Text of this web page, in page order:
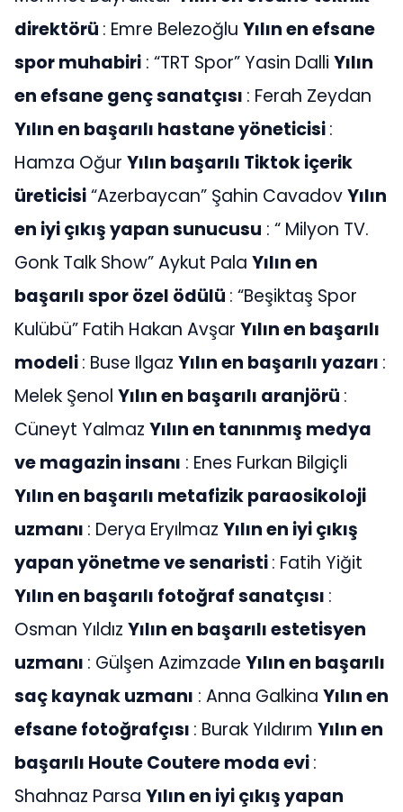
direktörü : Emre Belezoğlu Yılın en efsane
spor muhabiri : “TRT Spor” Yasin Dalli Yılın
en efsane genç sanatçısı : Ferah Zeydan
Yılın en başarılı hastane yöneticisi:
Hamza Oğur Yılın başarılı Tiktok içerik
üreticisi“Azerbaycan” Şahin CavadovYılın
en iyi çıkış yapan sunucusu : “ Milyon TV.
Gonk Talk Show” Aykut Pala Yılın en
başarılı spor özel ödülü : “Beşiktaş Spor
Kulübü” Fatih Hakan Avşar Yılın en başarılı
modeli: Buse Ilgaz Yılın en başarılı yazarı :
Melek Şenol Yılın en başarılı aranjörü :
Cüneyt Yalmaz Yılın en tanınmış medya
ve magazin insanı : Enes Furkan Bilgiçli
Yılın en başarılı metafizik paraosikoloji
uzmanı : Derya Eryılmaz Yılın en iyi çıkış
yapan yönetme ve senaristi: Fatih Yiğit
Yılın en başarılı fotoğraf sanatçısı :
Osman Yıldız Yılın en başarılı estetisyen
uzmanı : Gülşen Azimzade Yılın en başarılı
saç kaynak uzmanı : Anna Galkina Yılın en
efsane fotoğrafçısı : Burak Yıldırım Yılın en
başarılı Houte Coutere moda evi:
Shahnaz Parsa Yılın en iyi çıkış yapan